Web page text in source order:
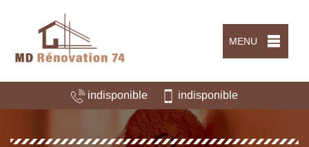
MENU
indisponible indisponible